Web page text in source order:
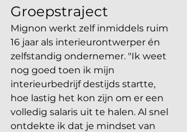
Groepstraject
Mignon werkt zelf inmiddels ruim
16 jaar als interieurontwerper én
zelfstandig ondernemer. "Ik weet
nog goed toen ik mijn
interieurbedrijf destijds startte,
hoe lastig het kon zijn om er een
volledig salaris uit te halen. Al snel
ontdekte ik dat je mindset van